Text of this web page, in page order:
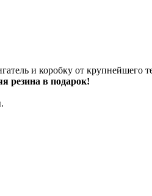
и коробку от крупнейшего
резина в подарок!